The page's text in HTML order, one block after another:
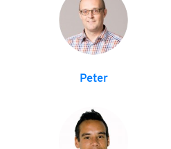
Peter